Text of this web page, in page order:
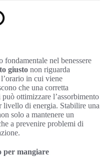
fondamentale nel benessere
giusto non riguarda
in cui viene
che una corretta
ottimizzare l’assorbimento
di energia. Stabilire una
solo a mantenere un
a prevenire problemi di
per mangiare